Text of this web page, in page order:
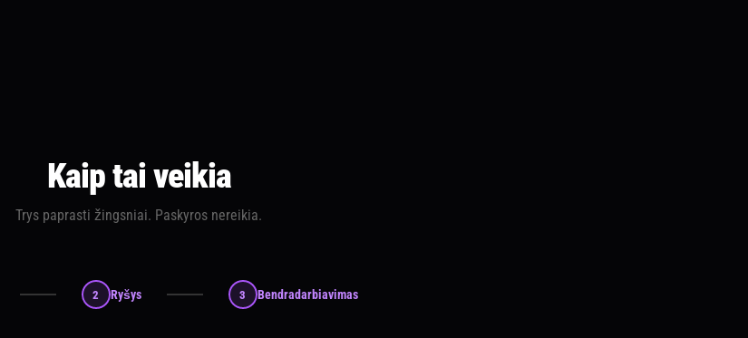
Kaip tai veikia
Trys paprasti žingsniai. Paskyros nereikia.
2 Ryšys 3 Bendradarbiavimas